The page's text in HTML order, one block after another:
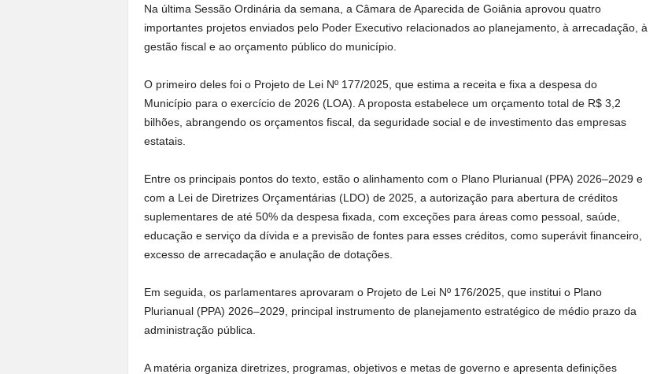
Na última Sessão Ordinária da semana, a Câmara de Aparecida de Goiânia aprovou quatro
importantes projetos enviados pelo Poder Executivo relacionados ao planejamento, à arrecadação, à
gestão fiscal e ao orçamento público do município.
O primeiro deles foi o Projeto de Lei Nº 177/2025, que estima a receita e fixa a despesa do
Município para o exercício de 2026 (LOA). A proposta estabelece um orçamento total de R$ 3,2
bilhões, abrangendo os orçamentos fiscal, da seguridade social e de investimento das empresas
estatais.
Entre os principais pontos do texto, estão o alinhamento com o Plano Plurianual (PPA) 2026–2029 e
com a Lei de Diretrizes Orçamentárias (LDO) de 2025, a autorização para abertura de créditos
suplementares de até 50% da despesa fixada, com exceções para áreas como pessoal, saúde,
educação e serviço da dívida e a previsão de fontes para esses créditos, como superávit financeiro,
excesso de arrecadação e anulação de dotações.
Em seguida, os parlamentares aprovaram o Projeto de Lei Nº 176/2025, que institui o Plano
Plurianual (PPA) 2026–2029, principal instrumento de planejamento estratégico de médio prazo da
administração pública.
A matéria organiza diretrizes, programas, objetivos e metas de governo e apresenta definições